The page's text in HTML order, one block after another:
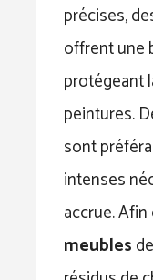
précises,
offrent une
protégeant
peintures.
sont
intenses
accrue. Afin
meubles